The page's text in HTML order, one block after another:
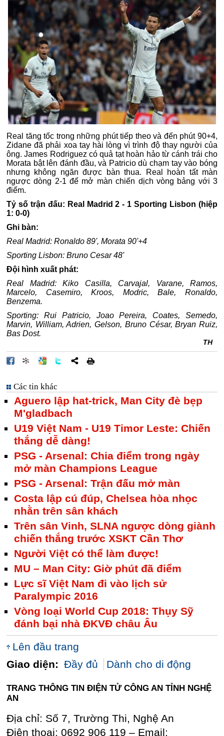
Real tăng tốc trong những phút tiếp theo và đến phút 90+4,
Zidane đã phải xoa tay hài lòng vì trình độ thay người của
ông. James Rodriguez có quả tạt hoàn hảo từ cánh trái cho
Morata bật lên đánh đầu, và Patricio dù chạm tay vào bóng
nhưng không ngăn được bàn thua. Real hoàn tất màn
ngược dòng 2-1 để mở màn chiến dịch vòng bảng với 3
điểm.
Tỷ số trận đấu: Real Madrid 2 - 1 Sporting Lisbon (hiệp
1: 0-0)
Ghi bàn:
Real Madrid: Ronaldo 89', Morata 90'+4
Sporting Lisbon: Bruno Cesar 48'
Đội hình xuất phát:
Real Madrid: Kiko Casilla, Carvajal, Varane, Ramos,
Marcelo, Casemiro, Kroos, Modric, Bale, Ronaldo,
Benzema.
Sporting: Rui Patricio, Joao Pereira, Coates, Semedo,
Marvin, William, Adrien, Gelson, Bruno César, Bryan Ruiz,
Bas Dost.
TH
Các tin khác
Aguero lập hat-trick, Man City đè bẹp
M'gladbach
U19 Việt Nam - U19 Timor Leste: Chiến
thắng dễ dàng!
PSG - Arsenal: Chia điểm trong ngày
mở màn Champions League
PSG - Arsenal: Trận đấu mở màn
Costa lập cú đúp, Chelsea hòa nhọc
nhằn trên sân khách
Trên sân Vinh, SLNA ngược dòng giành
chiến thắng trước XSKT Cần Thơ
Người Việt có thể làm được!
MU – Man City: Giờ phút đã điểm
Lực sĩ Việt Nam đi vào lịch sử
Paralympic 2016
Vòng loại World Cup 2018: Thụy Sỹ
đánh bại nhà ĐKVĐ châu Âu
Lên đầu trang
Giao diện: Đầy đủ Dành cho di động
TRANG THÔNG TIN ĐIỆN TỬ CÔNG AN TỈNH NGHỆ
AN
Địa chỉ: Số 7, Trường Thi, Nghệ An
Điện thoại: 0692 906 119 – Email: